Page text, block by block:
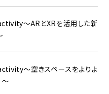
～ARとXRを活用した新
～空きスペースをよりよ
～